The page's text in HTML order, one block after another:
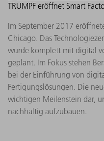
TRUMPF eröffnet Smart
Im September 2017
Chicago. Das
wurde komplett mit digital
geplant. Im Fokus stehen
bei der Einführung von
Fertigungslösungen. Die
wichtigen Meilenstein dar,
nachhaltig aufzubauen.